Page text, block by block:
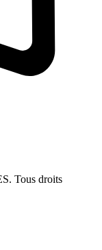
Tous droits